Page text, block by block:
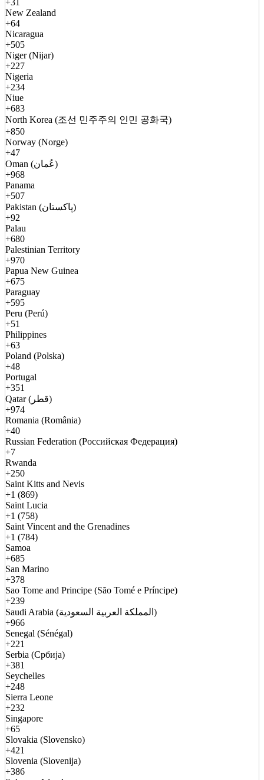
+31
New Zealand
+64
Nicaragua
+505
Niger (Nijar)
+227
Nigeria
+234
Niue
+683
North Korea (조선 민주주의 인민 공화국)
+850
Norway (Norge)
+47
Oman (عُمان)
+968
Panama
+507
Pakistan (پاکستان)
+92
Palau
+680
Palestinian Territory
+970
Papua New Guinea
+675
Paraguay
+595
Peru (Perú)
+51
Philippines
+63
Poland (Polska)
+48
Portugal
+351
Qatar (قطر)
+974
Romania (România)
+40
Russian Federation (Российская Федерация)
+7
Rwanda
+250
Saint Kitts and Nevis
+1 (869)
Saint Lucia
+1 (758)
Saint Vincent and the Grenadines
+1 (784)
Samoa
+685
San Marino
+378
Sao Tome and Principe (São Tomé e Príncipe)
+239
Saudi Arabia (المملكة العربية السعودية)
+966
Senegal (Sénégal)
+221
Serbia (Србија)
+381
Seychelles
+248
Sierra Leone
+232
Singapore
+65
Slovakia (Slovensko)
+421
Slovenia (Slovenija)
+386